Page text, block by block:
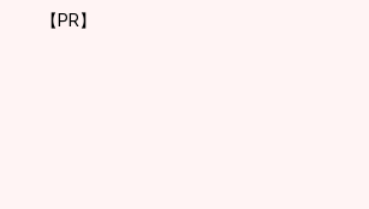
【PR】